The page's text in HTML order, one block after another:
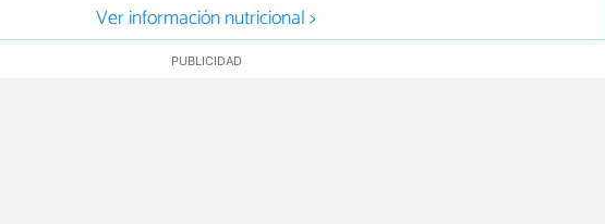
Ver información nutricional >